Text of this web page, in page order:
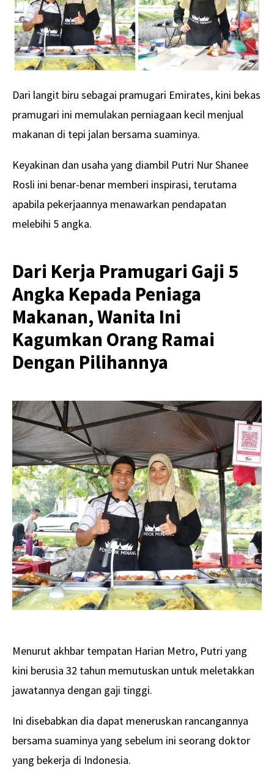
Dari langit biru sebagai pramugari Emirates, kini bekas
pramugari ini memulakan perniagaan kecil menjual
makanan di tepi jalan bersama suaminya.
Keyakinan dan usaha yang diambil Putri Nur Shanee
Rosli ini benar-benar memberi inspirasi, terutama
apabila pekerjaannya menawarkan pendapatan
melebihi 5 angka.
Dari Kerja Pramugari Gaji 5
Angka Kepada Peniaga
Makanan, Wanita Ini
Kagumkan Orang Ramai
Dengan Pilihannya
Menurut akhbar tempatan Harian Metro, Putri yang
kini berusia 32 tahun memutuskan untuk meletakkan
jawatannya dengan gaji tinggi.
Ini disebabkan dia dapat meneruskan rancangannya
bersama suaminya yang sebelum ini seorang doktor
yang bekerja di Indonesia.